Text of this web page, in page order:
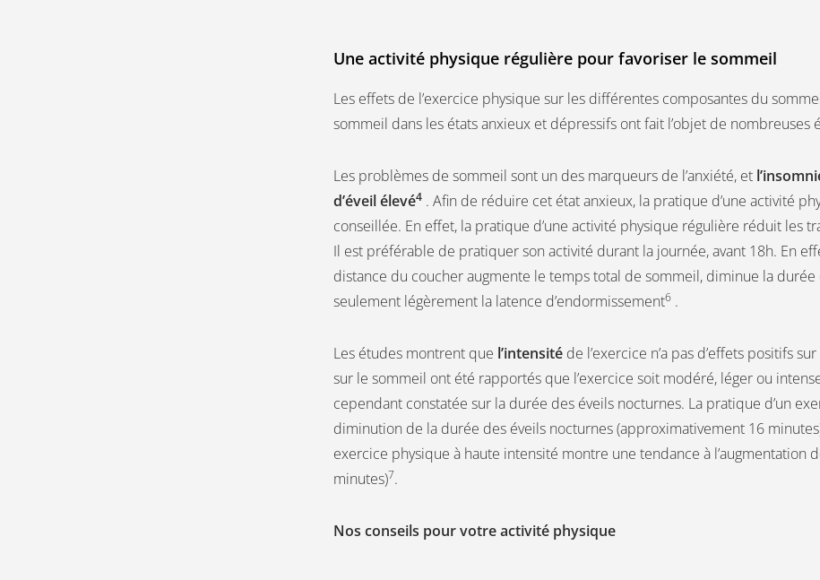
Une activité physique régulière pour favoriser le sommeil
Les effets de l’exercice physique sur les différentes composantes du
sommeil dans les états anxieux et dépressifs ont fait l’objet de nombreuses
Les problèmes de sommeil sont un des marqueurs de l’anxiété, et
d’éveil élevé4 . Afin de réduire cet état anxieux, la pratique d’une activité
conseillée. En effet, la pratique d’une activité physique régulière réduit les
Il est préférable de pratiquer son activité durant la journée, avant 18h. En
distance du coucher augmente le temps total de sommeil, diminue la
seulement légèrement la latence d’endormissement6 .
Les études montrent que l’intensité de l’exercice n’a pas d’effets positifs
sur le sommeil ont été rapportés que l’exercice soit modéré, léger ou
cependant constatée sur la durée des éveils nocturnes. La pratique d’un
diminution de la durée des éveils nocturnes (approximativement 16
exercice physique à haute intensité montre une tendance à l’augmentation
minutes)7.
Nos conseils pour votre activité physique